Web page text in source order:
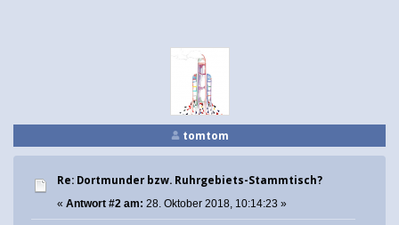
tomtom
Re: Dortmunder bzw. Ruhrgebiets-Stammtisch?
« Antwort #2 am: 28. Oktober 2018, 10:14:23 »